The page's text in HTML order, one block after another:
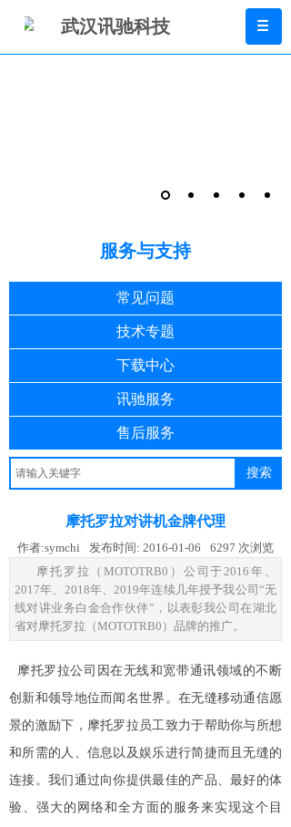
服务与支持
常见问题
技术专题
下载中心
讯驰服务
售后服务
搜索
摩托罗拉对讲机金牌代理
作者:symchi 发布时间: 2016-01-06 6297 次浏览
摩托罗拉（MOTOTRB0）公司于2016年、
2017年、2018年、2019年连续几年授予我公司“无
线对讲业务白金合作伙伴”，以表彰我公司在湖北
省对摩托罗拉（MOTOTRB0）品牌的推广。
摩托罗拉公司因在无线和宽带通讯领域的不断
创新和领导地位而闻名世界。在无缝移动通信愿
景的激励下，摩托罗拉员工致力于帮助你与所想
和所需的人、信息以及娱乐进行简捷而且无缝的
连接。我们通过向你提供最佳的产品、最好的体
验、强大的网络和全方面的服务来实现这个目
武汉讯驰科技